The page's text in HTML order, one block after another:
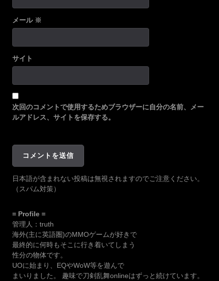
メール ※
サイト
次回のコメントで使用するためブラウザーに自分の名前、メー
ルアドレス、サイトを保存する。
日本語が含まれない投稿は無視されますのでご注意ください。
（スパム対策）
= Profile =
管理人：truth
海外(主に英語圏)のMMOゲームが好きで
最終的に何時もそこに行き着いてしまう
性分の物体です。
UOに始まり、EQやWoW等を遊んで
まいりました。 趣味で刀剣乱舞onlineはずっと続けています。